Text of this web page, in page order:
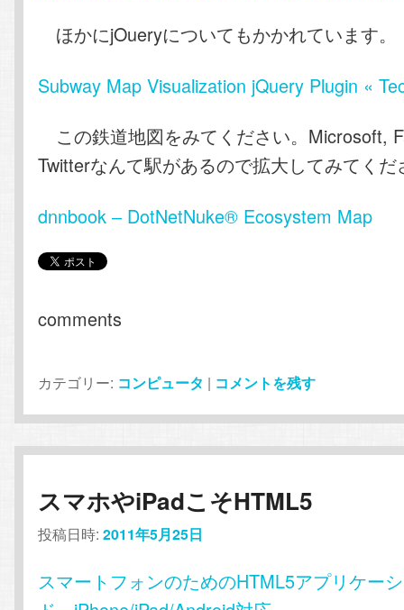
ほかにjOueryについてもかかれています。
Subway Map Visualization jQuery Plugin «
この鉄道地図をみてください。Microsoft,
Twitterなんて駅があるので拡大してみてくだ
dnnbook – DotNetNuke® Ecosystem Map
comments
カテゴリー: コンピュータ | コメントを残す
スマホやiPadこそHTML5
投稿日時:2011年5月25日
スマートフォンのためのHTML5アプリケー